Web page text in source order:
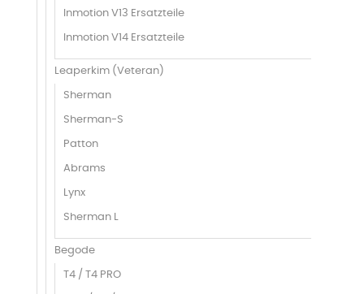
Inmotion V13 Ersatzteile
Inmotion V14 Ersatzteile
Leaperkim (Veteran)
Sherman
Sherman-S
Patton
Abrams
Lynx
Sherman L
Begode
T4 / T4 PRO